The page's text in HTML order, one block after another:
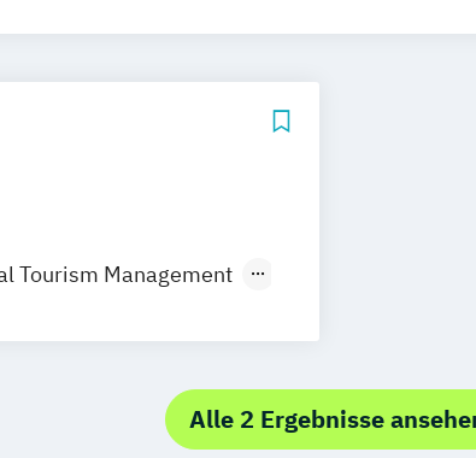
Tourism Management
Alle 2 Ergebnisse